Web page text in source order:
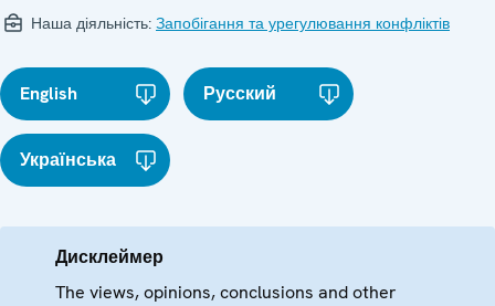
Наша діяльність: Запобігання та урегулювання конфліктів
English Русский
Українська
Дисклеймер
The views, opinions, conclusions and other